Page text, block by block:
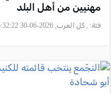
مهنيين من أهل البلد
فئة: , كل العرب, 2026-06-30 16:32:22